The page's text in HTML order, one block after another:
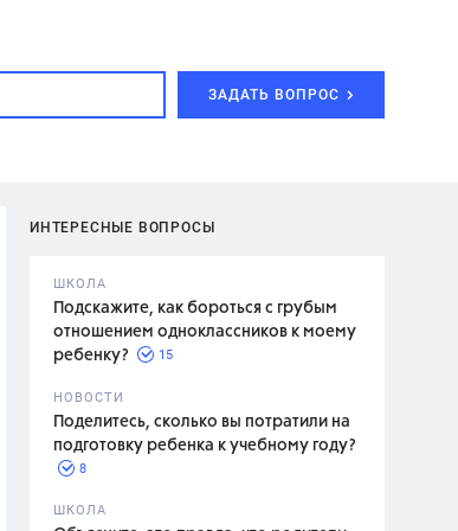
ЗАДАТЬ ВОПРОС
ИНТЕРЕСНЫЕ ВОПРОСЫ
ШКОЛА
Подскажите, как бороться с грубым
отношением одноклассников к моему
ребенку?
15
НОВОСТИ
Поделитесь, сколько вы потратили на
подготовку ребенка к учебному году?
8
ШКОЛА